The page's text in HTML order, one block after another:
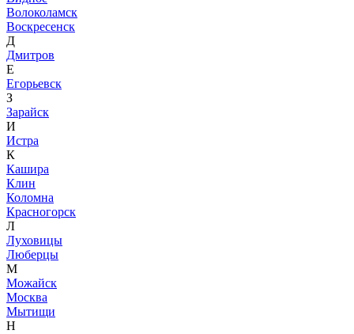
Волоколамск
Воскресенск
Д
Дмитров
Е
Егорьевск
З
Зарайск
И
Истра
К
Кашира
Клин
Коломна
Красногорск
Л
Луховицы
Люберцы
М
Можайск
Москва
Мытищи
Н